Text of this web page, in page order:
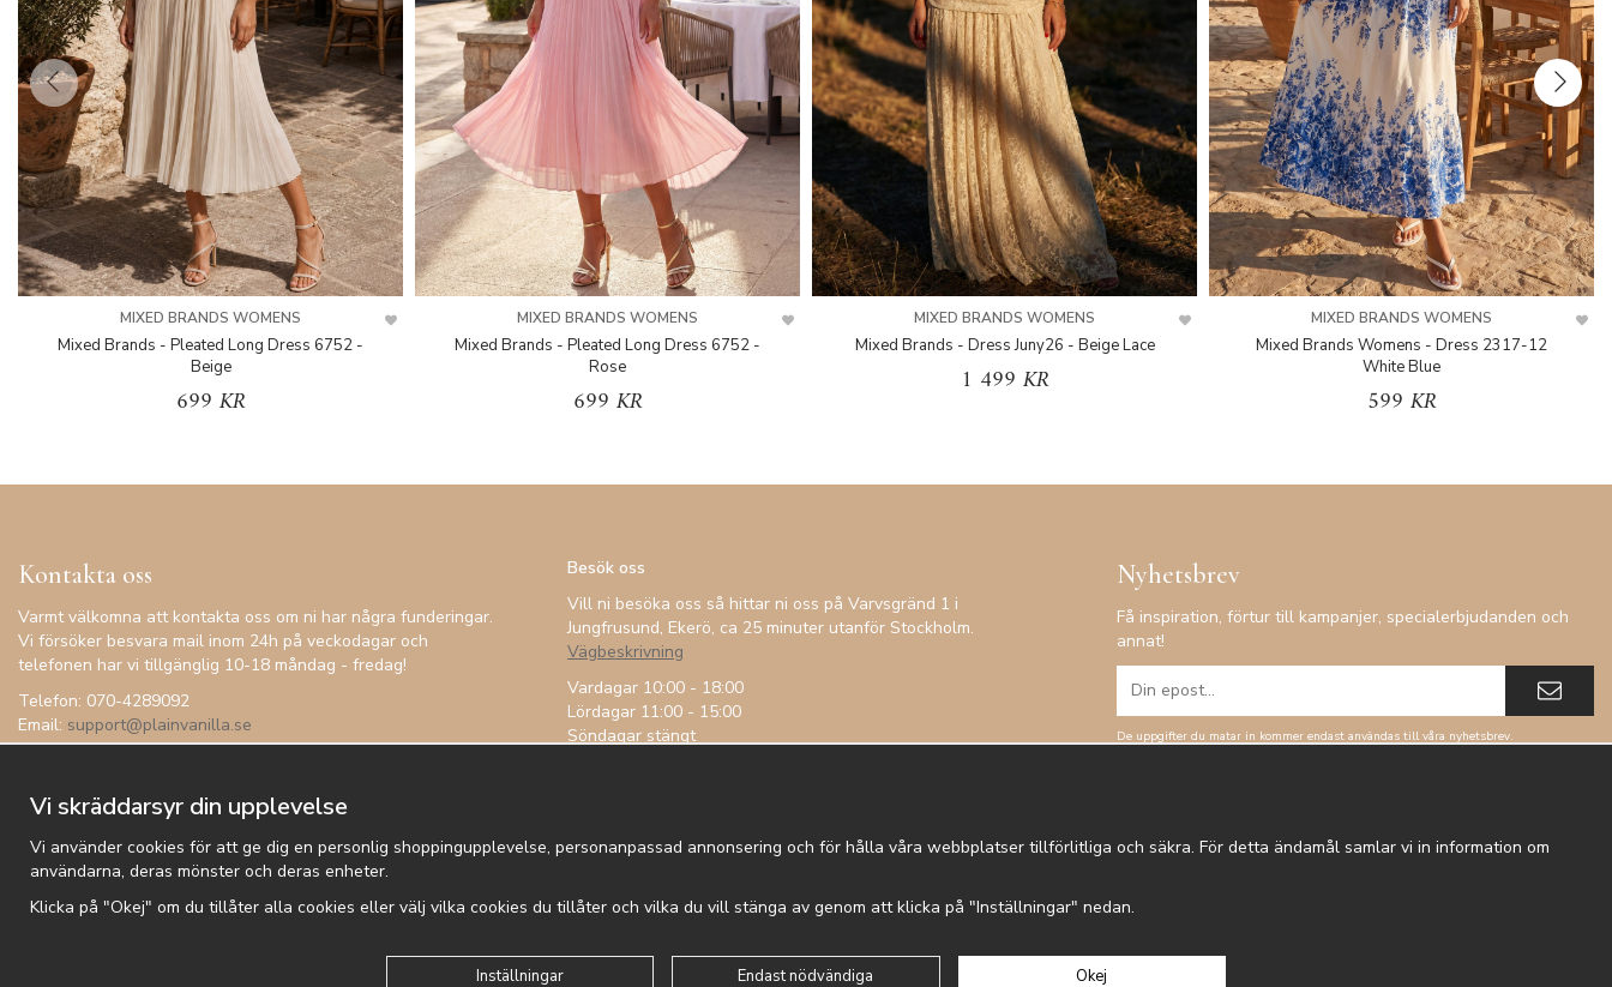
MIXED BRANDS WOMENS
Mixed Brands - Pleated Long Dress 6752 -
Beige
699 KR
MIXED BRANDS WOMENS
Mixed Brands - Pleated Long Dress 6752 -
Rose
699 KR
MIXED BRANDS WOMENS
Mixed Brands - Dress Juny26 - Beige Lace
1 499 KR
MIXED BRANDS WOMENS
Mixed Brands Womens - Dress 2317-12
White Blue
599 KR
Kontakta oss
Varmt välkomna att kontakta oss om ni har några funderingar.
Vi försöker besvara mail inom 24h på veckodagar och
telefonen har vi tillgänglig 10-18 måndag - fredag!
Telefon: 070-4289092
Email: support@plainvanilla.se
Besök oss
Vill ni besöka oss så hittar ni oss på Varvsgränd 1 i
Jungfrusund, Ekerö, ca 25 minuter utanför Stockholm.
Vägbeskrivning
Vardagar 10:00 - 18:00
Lördagar 11:00 - 15:00
Söndagar stängt
Nyhetsbrev
Få inspiration, förtur till kampanjer, specialerbjudanden och
annat!
De uppgifter du matar in kommer endast användas till våra nyhetsbrev.
Vi skräddarsyr din upplevelse
Vi använder cookies för att ge dig en personlig shoppingupplevelse, personanpassad annonsering och för hålla våra webbplatser tillförlitliga och säkra. För detta ändamål samlar vi in information om
användarna, deras mönster och deras enheter.
Klicka på "Okej" om du tillåter alla cookies eller välj vilka cookies du tillåter och vilka du vill stänga av genom att klicka på "Inställningar" nedan.
Inställningar Endast nödvändiga Okej